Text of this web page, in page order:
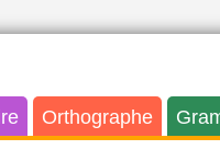
Orthographe